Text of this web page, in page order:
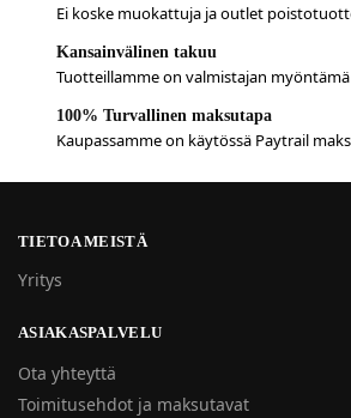
Ei koske muokattuja ja outlet
Kansainvälinen takuu
Tuotteillamme on valmistajan
100% Turvallinen maksutapa
Kaupassamme on käytössä Paytrail
TIETOA MEISTÄ
Yritys
ASIAKASPALVELU
Ota yhteyttä
Toimitusehdot ja maksutavat